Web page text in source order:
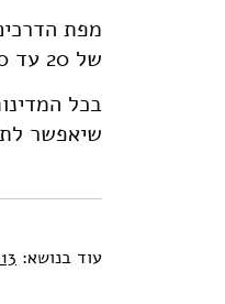
של 20 עד 100 מיליון דולר לתקופה של חמש שנים לכל תחום יכולת.
בכל
שיאפשר
עוד בנושא: